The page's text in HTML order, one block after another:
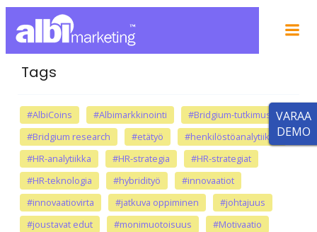
Tags
#AlbiCoins #Albimarkkinointi
#Bridgium-tutkimus
#Bridgium research
#etätyö
#henkilöstöanalytiikka
#HR-analytiikka
#HR-strategia
#HR-strategiat
#HR-teknologia
#hybridityö
#innovaatiot
#innovaatiovirta
#jatkuva oppiminen
#johtajuus
#joustavat edut
#monimuotoisuus
#Motivaatio
VARAA
DEMO